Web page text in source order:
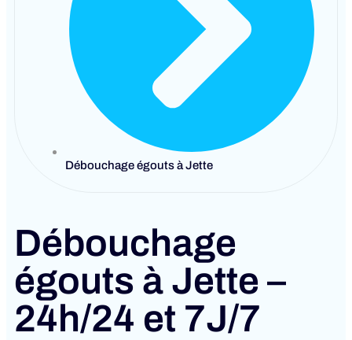
Débouchage égouts à Jette
Débouchage
égouts à Jette –
24h/24 et 7J/7